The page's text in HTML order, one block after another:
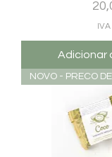
Adicionar
NOVO - PRECO